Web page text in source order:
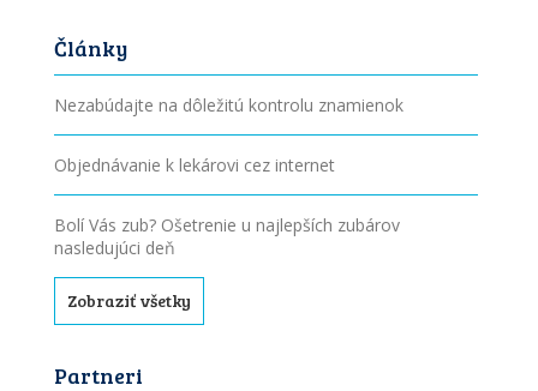
Články
Nezabúdajte na dôležitú kontrolu znamienok
Objednávanie k lekárovi cez internet
Bolí Vás zub? Ošetrenie u najlepších zubárov
nasledujúci deň
Zobraziť všetky
Partneri